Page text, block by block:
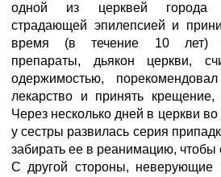
одной из церквей города
страдающей эпилепсией и
время (в течение 10 лет)
препараты, дьякон церкви,
одержимостью,
лекарство и принять
Через несколько дней в церкви
у сестры развилась серия
забирать ее в реанимацию, чтобы
С другой стороны, неверующие